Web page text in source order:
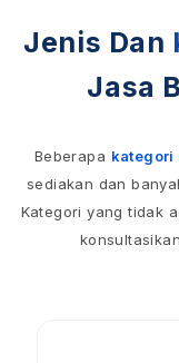
Jenis Dan
Jasa
Beberapa kategori
sediakan dan
Kategori yang tidak